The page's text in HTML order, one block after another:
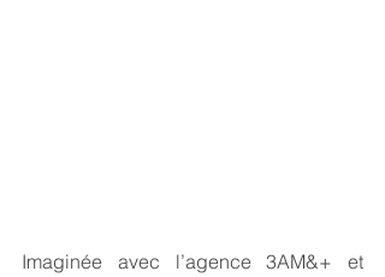
Imaginée avec l’agence 3AM&+ et